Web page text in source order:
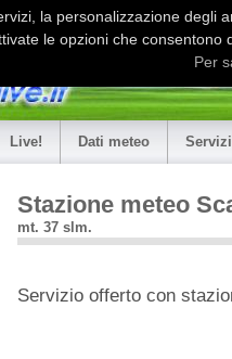
Live! Dati meteo Servizi
Stazione meteo
mt. 37 slm.
Servizio offerto con
la personalizzazione
le opzioni che
Per